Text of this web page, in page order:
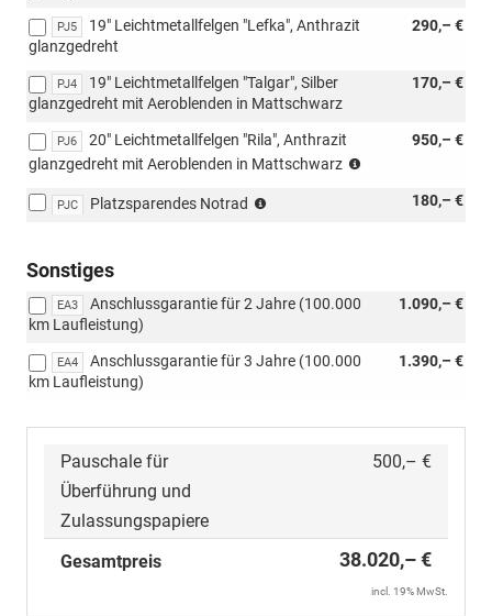
Verbindung
mit
variablem
Ladeboden
Gepäckraum)
20"
"Rila",
Anthrazit
mit
Aeroblenden
PJ5 290,– €
19" Leichtmetallfelgen "Lefka", Anthrazit
glanzgedreht
PJ4 170,– €
19" Leichtmetallfelgen "Talgar", Silber
glanzgedreht mit Aeroblenden in Mattschwarz
PJ6 950,– €
20" Leichtmetallfelgen "Rila", Anthrazit
glanzgedreht mit Aeroblenden in Mattschwarz
Verbindung
PJC 180,– €
Platzsparendes Notrad
5-
[3GE]
im
Sonstiges
EA3 1.090,– €
Anschlussgarantie für 2 Jahre (100.000
km Laufleistung)
EA4 1.390,– €
Anschlussgarantie für 3 Jahre (100.000
km Laufleistung)
Pauschale für
Überführung und
Zulassungspapiere
500,– €
Gesamtpreis 38.020,– €
incl. 19% MwSt.